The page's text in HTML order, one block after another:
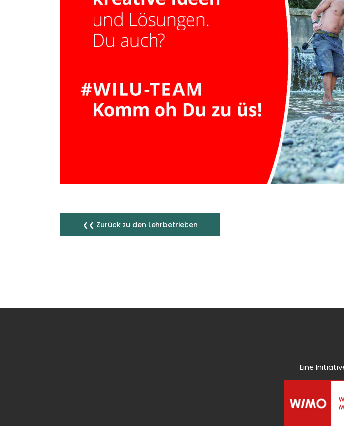
❮❮ Zurück zu den Lehrbetrieben
Eine